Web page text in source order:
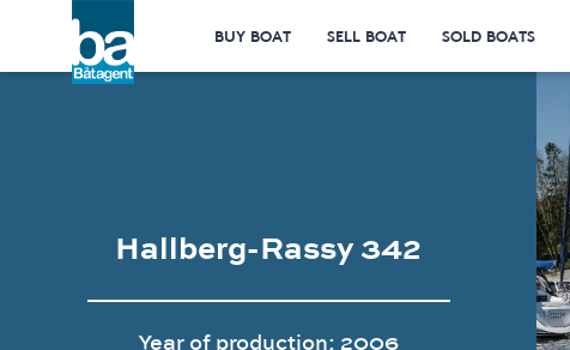
BUY BOAT SELL BOAT SOLD BOATS
Hallberg-Rassy 342
Year of production: 2006